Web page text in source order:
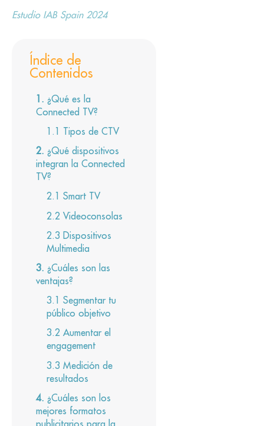
Estudio IAB Spain 2024
Índice de
Contenidos
¿Qué es la
Connected TV?
Tipos de CTV
¿Qué dispositivos
integran la Connected
TV?
Smart TV
Videoconsolas
Dispositivos
Multimedia
¿Cuáles son las
ventajas?
Segmentar tu
público objetivo
Aumentar el
engagement
Medición de
resultados
¿Cuáles son los
mejores formatos
publicitarios para la